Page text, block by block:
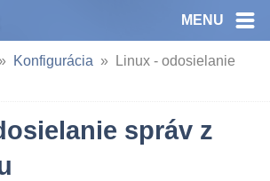
MENU
Konfigurácia
Linux - odosielanie
správ z